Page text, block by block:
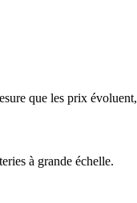
que les prix évoluent,
à grande échelle.